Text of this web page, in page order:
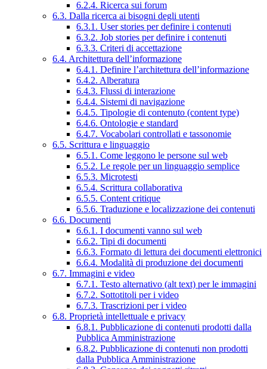
6.2.4. Ricerca sui forum
6.3. Dalla ricerca ai bisogni degli utenti
6.3.1. User stories per definire i contenuti
6.3.2. Job stories per definire i contenuti
6.3.3. Criteri di accettazione
6.4. Architettura dell’informazione
6.4.1. Definire l’architettura dell’informazione
6.4.2. Alberatura
6.4.3. Flussi di interazione
6.4.4. Sistemi di navigazione
6.4.5. Tipologie di contenuto (content type)
6.4.6. Ontologie e standard
6.4.7. Vocabolari controllati e tassonomie
6.5. Scrittura e linguaggio
6.5.1. Come leggono le persone sul web
6.5.2. Le regole per un linguaggio semplice
6.5.3. Microtesti
6.5.4. Scrittura collaborativa
6.5.5. Content critique
6.5.6. Traduzione e localizzazione dei contenuti
6.6. Documenti
6.6.1. I documenti vanno sul web
6.6.2. Tipi di documenti
6.6.3. Formato di lettura dei documenti elettronici
6.6.4. Modalità di produzione dei documenti
6.7. Immagini e video
6.7.1. Testo alternativo (alt text) per le immagini
6.7.2. Sottotitoli per i video
6.7.3. Trascrizioni per i video
6.8. Proprietà intellettuale e privacy
6.8.1. Pubblicazione di contenuti prodotti dalla
Pubblica Amministrazione
6.8.2. Pubblicazione di contenuti non prodotti
dalla Pubblica Amministrazione